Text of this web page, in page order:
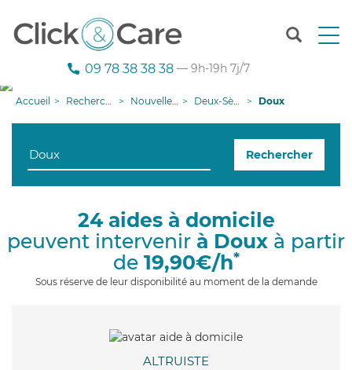
T
n
g
i
09 78 38 38 38 — 9h-19h 7j/7
Accueil Recherche aide à domicile Nouvelle-Aquitaine Deux-Sèvres Doux
Rechercher
24 aides à domicile
peuvent intervenir à Doux à partir
de 19,90€/h*
Sous réserve de leur disponibilité au moment de la demande
ALTRUISTE